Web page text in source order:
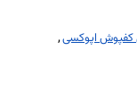
کفپوش اپوکسی